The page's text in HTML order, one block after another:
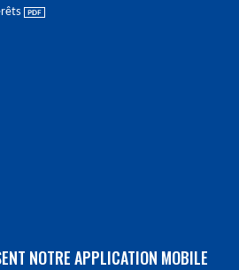
NOTRE APPLICATION MOBILE